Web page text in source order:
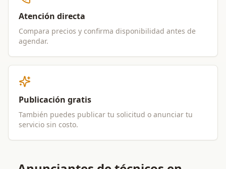
Atención directa
Compara precios y confirma disponibilidad antes de
agendar.
Publicación gratis
También puedes publicar tu solicitud o anunciar tu
servicio sin costo.